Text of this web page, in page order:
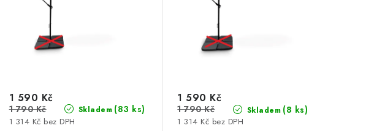
Skladem (83 ks)
1 314 Kč bez DPH
1 590 Kč
1 790 Kč Skladem (8 ks)
1 314 Kč bez DPH
1 590 Kč
1 790 Kč